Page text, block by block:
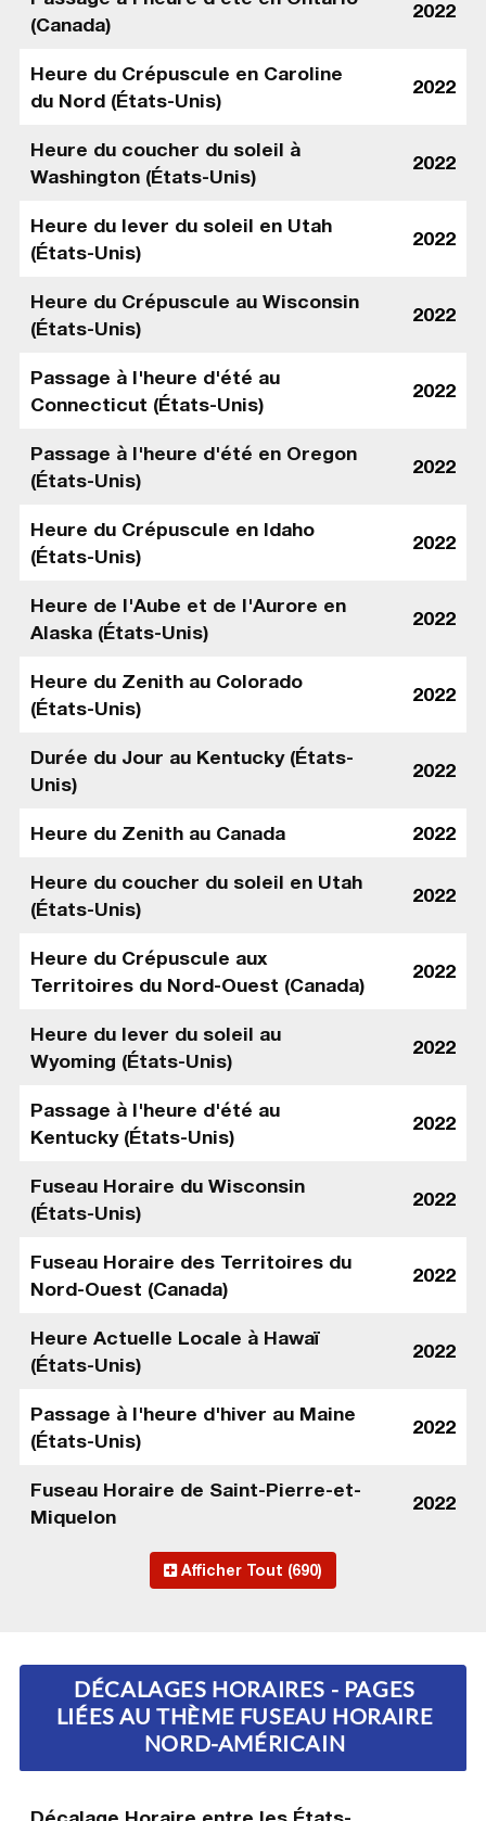
(Canada)
2022
Heure du Crépuscule en Caroline
du Nord (États-Unis)
2022
Heure du coucher du soleil à
Washington (États-Unis)
2022
Heure du lever du soleil en Utah
(États-Unis)
2022
Heure du Crépuscule au Wisconsin
(États-Unis)
2022
Passage à l'heure d'été au
Connecticut (États-Unis)
2022
Passage à l'heure d'été en Oregon
(États-Unis)
2022
Heure du Crépuscule en Idaho
(États-Unis)
2022
Heure de l'Aube et de l'Aurore en
Alaska (États-Unis)
2022
Heure du Zenith au Colorado
(États-Unis)
2022
Durée du Jour au Kentucky (États-
Unis)
2022
Heure du Zenith au Canada 2022
Heure du coucher du soleil en Utah
(États-Unis)
2022
Heure du Crépuscule aux
Territoires du Nord-Ouest (Canada)
2022
Heure du lever du soleil au
Wyoming (États-Unis)
2022
Passage à l'heure d'été au
Kentucky (États-Unis)
2022
Fuseau Horaire du Wisconsin
(États-Unis)
2022
Fuseau Horaire des Territoires du
Nord-Ouest (Canada)
2022
Heure Actuelle Locale à Hawaï
(États-Unis)
2022
Passage à l'heure d'hiver au Maine
(États-Unis)
2022
Fuseau Horaire de Saint-Pierre-et-
Miquelon
2022
Afficher Tout (690)
DÉCALAGES HORAIRES - PAGES
LIÉES AU THÈME FUSEAU HORAIRE
NORD-AMÉRICAIN